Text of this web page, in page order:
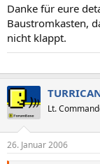
Danke für eure
Baustromkasten,
nicht klappt.
Lt.
26. Januar 2006